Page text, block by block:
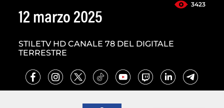
3423
12 marzo 2025
STILETV HD CANALE 78 DEL DIGITALE
TERRESTRE